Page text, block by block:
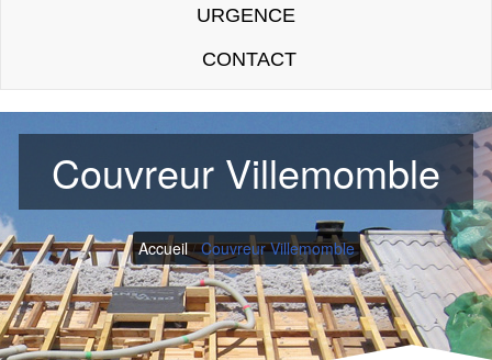
URGENCE
CONTACT
Couvreur Villemomble
Accueil/Couvreur Villemomble